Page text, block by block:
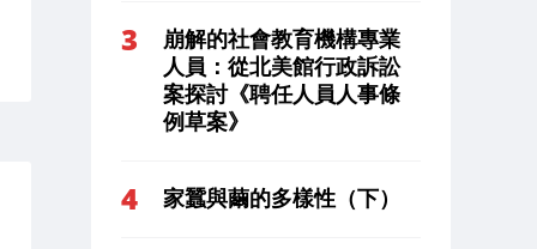
崩解的社會教育機構專業
人員：從北美館行政訴訟
案探討《聘任人員人事條
例草案》
家蠶與繭的多樣性（下）